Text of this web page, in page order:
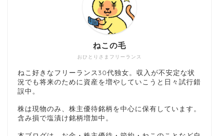
おひとりさまフリーランス
ねこの毛
ねこ好きなフリーランス30代独女。収入が不安定な状
況でも将来のために資産を増やしていこうと日々試行錯
誤中。
株は現物のみ、株主優待銘柄を中心に保有しています。
含み損で塩漬け銘柄増加中。